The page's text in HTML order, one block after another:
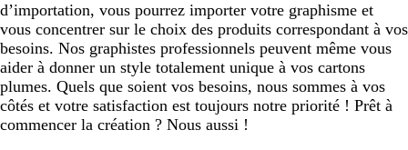
d’importation, vous pourrez importer votre graphisme et
vous concentrer sur le choix des produits correspondant à vos
besoins. Nos graphistes professionnels peuvent même vous
aider à donner un style totalement unique à vos cartons
plumes. Quels que soient vos besoins, nous sommes à vos
côtés et votre satisfaction est toujours notre priorité ! Prêt à
commencer la création ? Nous aussi !